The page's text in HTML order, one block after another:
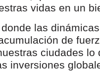
vidas en un
las
de
ciudades lo
inversiones